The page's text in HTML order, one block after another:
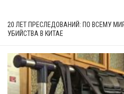
20 ЛЕТ ПРЕСЛЕДОВАНИЙ: ПО ВСЕМУ
УБИЙСТВА В КИТАЕ